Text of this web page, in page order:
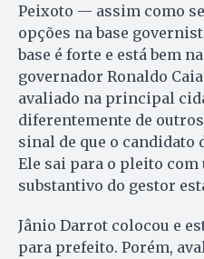
Peixoto — assim como
opções na base
base é forte e está bem
governador Ronaldo
avaliado na principal
diferentemente de
sinal de que o candidato
Ele sai para o pleito
substantivo do gestor
Jânio Darrot colocou e
para prefeito. Porém,